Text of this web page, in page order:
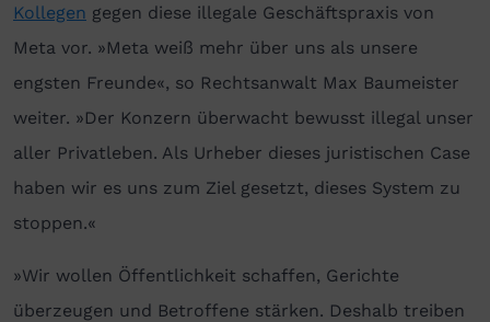
Kollegen gegen diese illegale Geschäftspraxis von
Meta vor. »Meta weiß mehr über uns als unsere
engsten Freunde«, so Rechtsanwalt Max Baumeister
weiter. »Der Konzern überwacht bewusst illegal unser
aller Privatleben. Als Urheber dieses juristischen Case
haben wir es uns zum Ziel gesetzt, dieses System zu
stoppen.«
»Wir wollen Öffentlichkeit schaffen, Gerichte
überzeugen und Betroffene stärken. Deshalb treiben